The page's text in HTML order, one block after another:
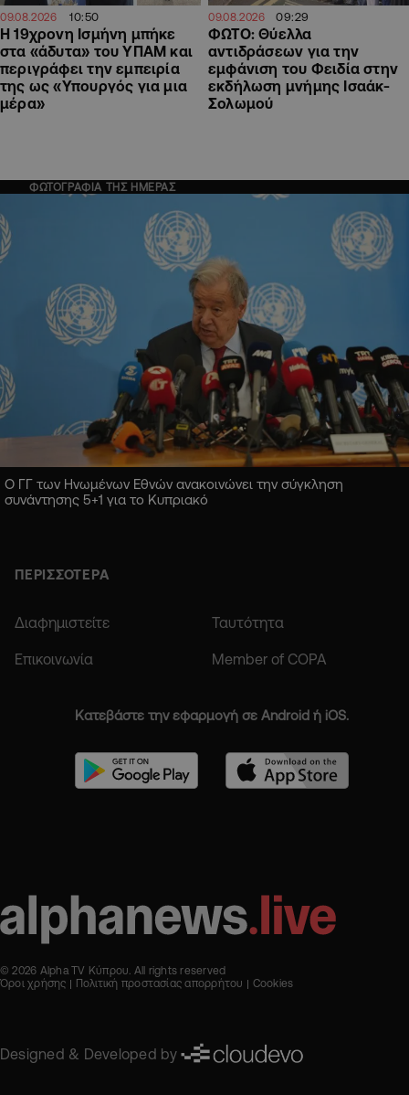
09.08.2026 10:50
Η 19χρονη Ισμήνη μπήκε
στα «άδυτα» του ΥΠΑΜ και
περιγράφει την εμπειρία
της ως «Υπουργός για μια
μέρα»
09.08.2026 09:29
ΦΩΤΟ: Θύελλα
αντιδράσεων για την
εμφάνιση του Φειδία στην
εκδήλωση μνήμης Ισαάκ-
Σολωμού
ΦΩΤΟΓΡΑΦΙΑ ΤΗΣ ΗΜΕΡΑΣ
Ο ΓΓ των Ηνωμένων Εθνών ανακοινώνει την σύγκληση
συνάντησης 5+1 για το Κυπριακό
ΠΕΡΙΣΣΟΤΕΡΑ
Διαφημιστείτε Ταυτότητα
Επικοινωνία Member of COPA
Κατεβάστε την εφαρμογή σε Android ή iOS.
© 2026 Alpha TV Κύπρου. All rights reserved
Όροι χρήσης
Πολιτική προστασίας απορρήτου Cookies
Designed & Developed by